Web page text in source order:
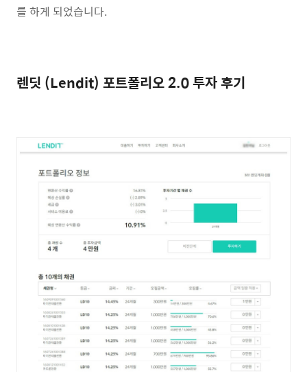
를 하게 되었습니다.
렌딧 (Lendit) 포트폴리오 2.0 투자 후기